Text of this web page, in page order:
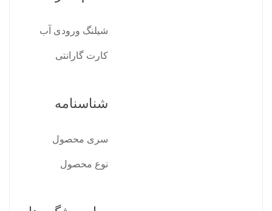
شیلنگ ورودی آب
کارت گارانتی
شناسنامه
سری محصول
نوع محصول